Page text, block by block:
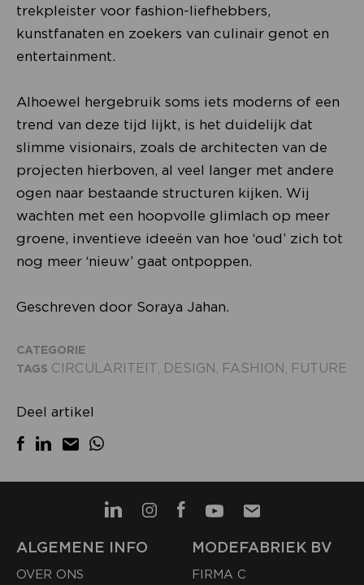
trekpleister voor fashion-liefhebbers,
kunstfanaten en zoekers van culinair genot en
entertainment.
Alhoewel hergebruik soms iets moderns of een
trend van deze tijd lijkt, is het duidelijk dat
slimme visionairs, zoals de architecten van de
projecten hierboven, al veel langer met andere
ogen naar bestaande structuren kijken. Wij
wachten met een hoopvolle glimlach op meer
groene, inventieve ideeën van hoe ‘oud’ zich tot
nog meer ‘nieuw’ gaat ontpoppen.
Geschreven door Soraya Jahan.
CATEGORIE
TAGS CIRCULARITEIT DESIGN FASHION FUTURE
Deel artikel
ALGEMENE INFO
OVER ONS
MODEFABRIEK BV
FIRMA C